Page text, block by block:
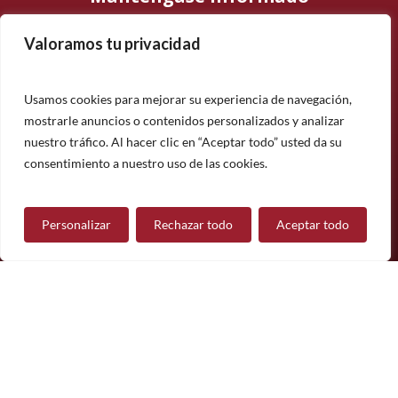
Valoramos tu privacidad
Usamos cookies para mejorar su experiencia de navegación,
mostrarle anuncios o contenidos personalizados y analizar
nuestro tráfico. Al hacer clic en “Aceptar todo” usted da su
consentimiento a nuestro uso de las cookies.
Personalizar Rechazar todo Aceptar todo
Suscríbase a nuestro boletín informativo y manténgase
noticias.
Suscríbete
¿Tiene alguna pregunta?
Contáctanos